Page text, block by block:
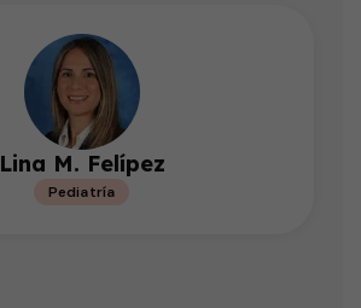
Lina M. Felípez
Pediatría